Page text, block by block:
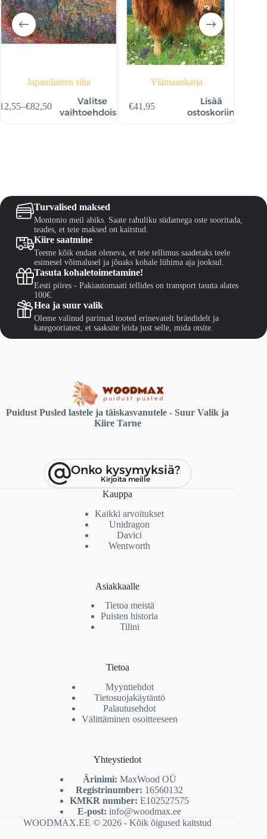
Japanilainen silta
–€82,50
Hintaluokka:
Valitse
vaihtoehdoista
Ylämaankarja
€41,95
Lisää
ostoskoriintuotteella
sivulla.
Turvalised maksed
Montonio meil abiks. Saate rahuliku südamega oste sooritada,
teades, et teie maksed on kaitstud.
Kiire saatmine
Teeme kõik endast oleneva, et teie tellimus saadetaks teele
esimesel võimalusel ja jõuaks kohale lühima aja jooksul.
Tasuta kohaletoimetamine!
Eesti piires - Pakiautomaati tellides on transport tasuta alates
100€.
Hea ja suur valik
Oleme valinud parimad tooted erinevatelt brändidelt ja
kategooriatest, et saaksite leida just selle, mida otsite.
Puidust Pusled lastele ja täiskasvanutele - Suur Valik ja
Kiire Tarne
Onko kysymyksiä?
Kirjoita meille
Kauppa
Kaikki arvoitukset
Unidragon
Davici
Wentworth
Asiakkaalle
Tietoa meistä
Puisten historia
Tilini
Tietoa
Myyntiehdot
Tietosuojakäytäntö
Palautusehdot
Välittäminen osoitteeseen
Yhteystiedot
Ärinimi: MaxWood OÜ
Registrinumber: 16560132
KMKR number: E102527575
E-post: info@woodmax.ee
WOODMAX.EE © 2026 - Kõik õigused kaitstud